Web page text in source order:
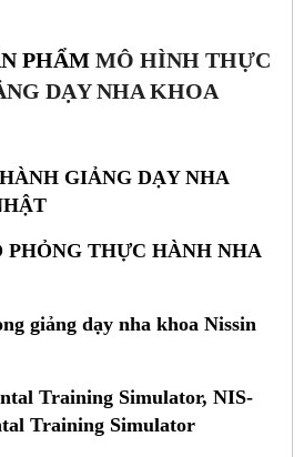
PHẨM MÔ HÌNH THỰC
DẠY NHA KHOA
GIẢNG DẠY NHA
THỰC HÀNH NHA
giảng dạy nha khoa Nissin
Training Simulator, NIS-
Training Simulator